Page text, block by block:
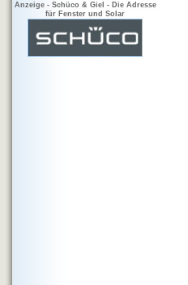
Anzeige - Schüco & Giel - Die Adresse
für Fenster und Solar